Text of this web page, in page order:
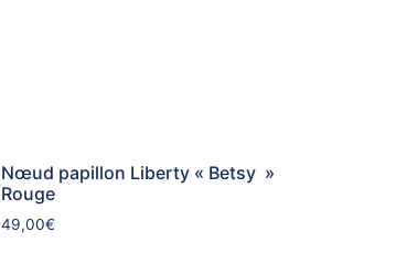
Nœud papillon Liberty « Betsy »
Rouge
49,00€